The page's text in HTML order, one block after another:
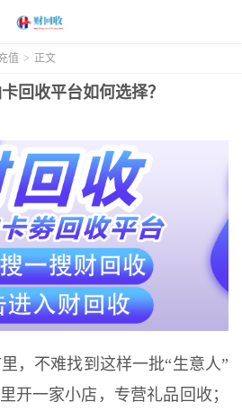
值 > 正文
回收平台如何选择？
，不难找到这样一批“生意人”
一家小店，专营礼品回收；